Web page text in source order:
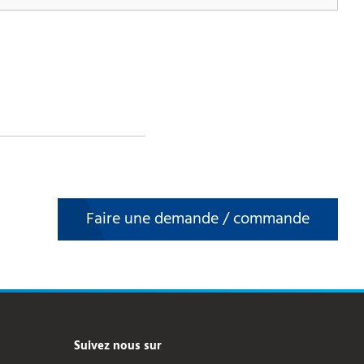
Faire une demande / commande
Suivez nous sur